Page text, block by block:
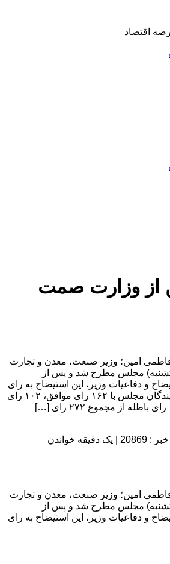
اقتصاد
از وزارت صمت
امین؛ وزیر صنعت،‌ معدن و تجارت
مجلس مطرح شد و پس از
و دفاعیات وزیر، این استیضاح به رای
مجلس گذاشته شد. نمایندگان مجلس با ۱۶۲ رای موافق، ۱۰۲ رای
: 20869
یک دقیقه خواندن
امین؛ وزیر صنعت،‌ معدن و تجارت
مجلس مطرح شد و پس از
و دفاعیات وزیر، این استیضاح به رای